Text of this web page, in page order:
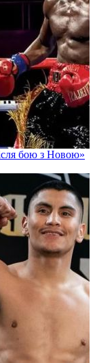
бою з Новою»